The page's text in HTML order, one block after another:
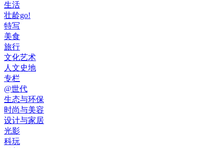
生活
壮龄go!
特写
美食
旅行
文化艺术
人文史地
专栏
@世代
生态与环保
时尚与美容
设计与家居
光影
科玩